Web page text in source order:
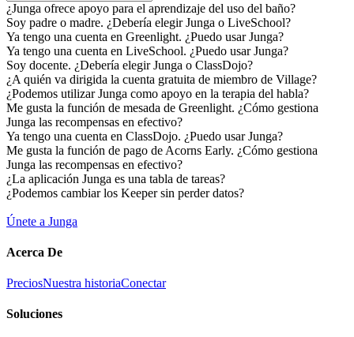
¿Junga ofrece apoyo para el aprendizaje del uso del baño?
Soy padre o madre. ¿Debería elegir Junga o LiveSchool?
Ya tengo una cuenta en Greenlight. ¿Puedo usar Junga?
Ya tengo una cuenta en LiveSchool. ¿Puedo usar Junga?
Soy docente. ¿Debería elegir Junga o ClassDojo?
¿A quién va dirigida la cuenta gratuita de miembro de Village?
¿Podemos utilizar Junga como apoyo en la terapia del habla?
Me gusta la función de mesada de Greenlight. ¿Cómo gestiona
Junga las recompensas en efectivo?
Ya tengo una cuenta en ClassDojo. ¿Puedo usar Junga?
Me gusta la función de pago de Acorns Early. ¿Cómo gestiona
Junga las recompensas en efectivo?
¿La aplicación Junga es una tabla de tareas?
¿Podemos cambiar los Keeper sin perder datos?
Únete a Junga
Acerca De
PreciosNuestra historiaConectar
Soluciones